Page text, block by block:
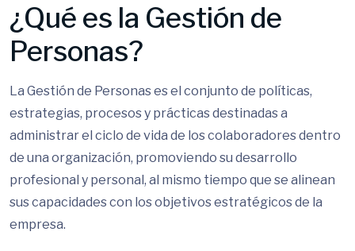
¿Qué es la Gestión de
Personas?
La Gestión de Personas es el conjunto de políticas,
estrategias, procesos y prácticas destinadas a
administrar el ciclo de vida de los colaboradores dentro
de una organización, promoviendo su desarrollo
profesional y personal, al mismo tiempo que se alinean
sus capacidades con los objetivos estratégicos de la
empresa.